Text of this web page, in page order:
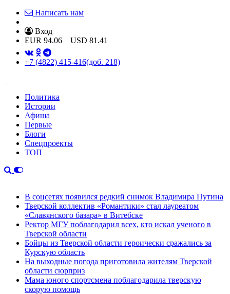
Написать нам
Вход
EUR 94.06 USD 81.41
+7 (4822) 415-416(доб. 218)
Политика
Истории
Афиша
Первые
Блоги
Спецпроекты
ТОП
В соцсетях появился редкий снимок Владимира Путина
Тверской коллектив «Романтики» стал лауреатом
«Славянского базара» в Витебске
Ректор МГУ поблагодарил всех, кто искал ученого в
Тверской области
Бойцы из Тверской области героически сражались за
Курскую область
На выходные погода приготовила жителям Тверской
области сюрприз
Мама юного спортсмена поблагодарила тверскую
скорую помощь